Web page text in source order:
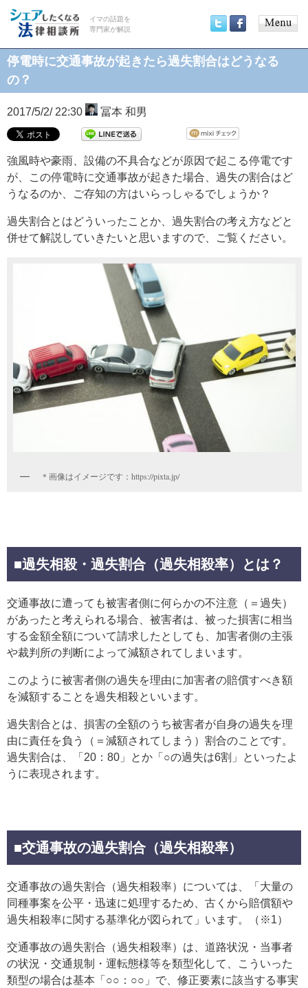
イマの話題を
専門家が解説
menu
停電時に交通事故が起きたら過失割合はどうなる
の？
2017/5/2/ 22:30 冨本 和男
強風時や豪雨、設備の不具合などが原因で起こる停電です
が、この停電時に交通事故が起きた場合、過失の割合はど
うなるのか、ご存知の方はいらっしゃるでしょうか？
過失割合とはどういったことか、過失割合の考え方などと
併せて解説していきたいと思いますので、ご覧ください。
＊画像はイメージです：https://pixta.jp/
■過失相殺・過失割合（過失相殺率）とは？
交通事故に遭っても被害者側に何らかの不注意（＝過失）
があったと考えられる場合、被害者は、被った損害に相当
する金額全額について請求したとしても、加害者側の主張
や裁判所の判断によって減額されてしまいます。
このように被害者側の過失を理由に加害者の賠償すべき額
を減額することを過失相殺といいます。
過失割合とは、損害の全額のうち被害者が自身の過失を理
由に責任を負う（＝減額されてしまう）割合のことです。
過失割合は、「20：80」とか「○の過失は6割」といったよ
うに表現されます。
■交通事故の過失割合（過失相殺率）
交通事故の過失割合（過失相殺率）については、「大量の
同種事案を公平・迅速に処理するため、古くから賠償額や
過失相殺率に関する基準化が図られて」います。（※1）
交通事故の過失割合（過失相殺率）は、道路状況・当事者
の状況・交通規制・運転態様等を類型化して、こういった
類型の場合は基本「○○：○○」で、修正要素に該当する事実